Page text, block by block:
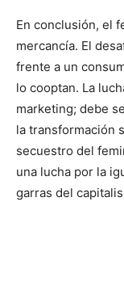
En conclusión, el
mercancía. El
frente a un
lo cooptan. La
marketing; debe
la transformación
secuestro del
una lucha por la
garras del